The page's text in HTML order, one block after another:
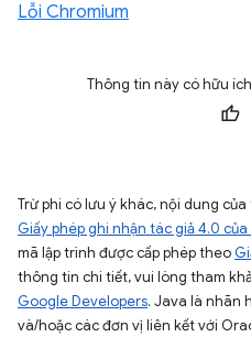
Lỗi Chromium
Thông tin này có hữu
Trừ phi có lưu ý khác, nội dung
Giấy phép ghi nhận tác giả 4.0
mã lập trình được cấp phép theo
thông tin chi tiết, vui lòng tham
Google Developers. Java là nhãn
và/hoặc các đơn vị liên kết với